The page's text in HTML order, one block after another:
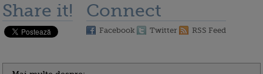
Share it! Connect
Facebook Twitter RSS Feed